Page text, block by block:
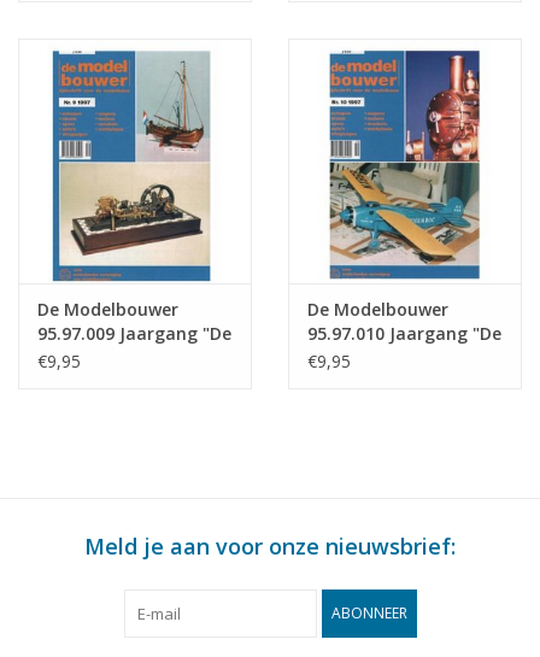
De Modelbouwer
95.97.009 Jaargang "De
Modelbouwer" Editie :
€9,95
De Modelbouwer
95.97.010 Jaargang "De
Modelbouwer" Editie :
€9,95
Meld je aan voor onze nieuwsbrief:
ABONNEER